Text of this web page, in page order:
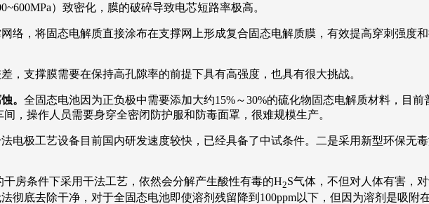
）致密化，膜的破碎导致电芯短路率极高。
络，将固态电解质直接涂布在支撑网上形成复合固态电解质膜，有效提高穿刺强度
，支撑膜需要在保持高孔隙率的前提下具有高强度，也具有很大挑战。
。 全固态电池因为正负极中需要添加大约15%～30%的硫化物固态电解质材料，目前
，操作人员需要身穿全密闭防护服和防毒面罩，很难规模生产。
电极工艺设备目前国内研发速度较快，已经具备了中试条件。二是采用新型环保无
房条件下采用干法工艺，依然会分解产生酸性有毒的H2S气体，不但对人体有害，
彻底去除干净，对于全固态电池即使溶剂残留降到100ppm以下，但因为溶剂是吸附